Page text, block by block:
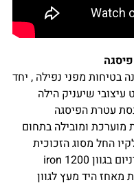
בטיחות מפני נפילה , יחד
שיעניק הילה
עטרת הפיסגה
מוערכת ומובילה בתחום
החל מסוג הזכוכית
ultra clears וצביעת החלקים מאלומיניום בגוון iron 1200
מאחז היד מעץ לגוון